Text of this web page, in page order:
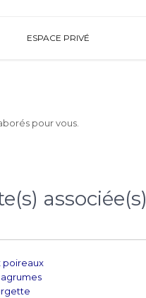
ESPACE PRIVÉ
pour vous.
associée(s)
poireaux